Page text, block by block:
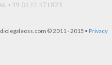
+39 0422 571823
© 2011 - 2015 • Privacy